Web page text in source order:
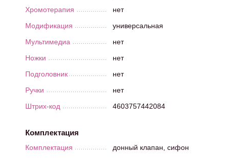
Хромотерапия
нет
Модификация
универсальная
Мультимедиа
нет
Ножки
нет
Подголовник
нет
Ручки
нет
Штрих-код
4603757442084
Комплектация
Комплектация донный клапан, сифон